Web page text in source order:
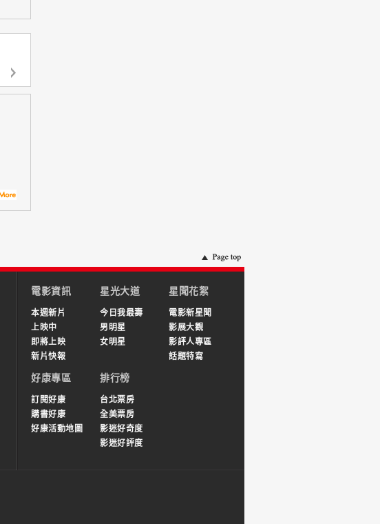
電影資訊
本週新片
上映中
即將上映
新片快報
星光大道
今日我最壽
男明星
女明星
星聞花絮
電影新星聞
影展大觀
影評人專區
話題特寫
好康專區
訂閱好康
購書好康
好康活動地圖
排行榜
台北票房
全美票房
影迷好奇度
影迷好評度